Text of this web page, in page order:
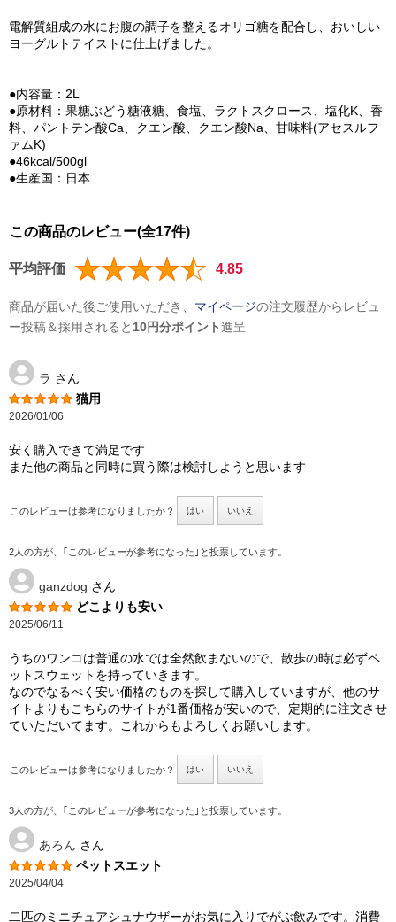
電解質組成の水にお腹の調子を整えるオリゴ糖を配合し、おいしい
ヨーグルトテイストに仕上げました。
●内容量：2L
●原材料：果糖ぶどう糖液糖、食塩、ラクトスクロース、塩化K、香
料、パントテン酸Ca、クエン酸、クエン酸Na、甘味料(アセスルフ
ァムK)
●46kcal/500gl
●生産国：日本
この商品のレビュー(全17件)
平均評価 4.85
商品が届いた後ご使用いただき、 マイページの注文履歴からレビュ
ー投稿＆採用されると 10円分ポイント進呈
ラ さん
猫用
2026/01/06
安く購入できて満足です
また他の商品と同時に買う際は検討しようと思います
このレビューは参考になりましたか？ はい いいえ
2人の方が、｢このレビューが参考になった｣と投票しています。
ganzdog さん
どこよりも安い
2025/06/11
うちのワンコは普通の水では全然飲まないので、散歩の時は必ずペ
ットスウェットを持っていきます。
なのでなるべく安い価格のものを探して購入していますが、他のサ
イトよりもこちらのサイトが1番価格が安いので、定期的に注文させ
ていただいてます。これからもよろしくお願いします。
このレビューは参考になりましたか？ はい いいえ
3人の方が、｢このレビューが参考になった｣と投票しています。
あろん さん
ペットスエット
2025/04/04
二匹のミニチュアシュナウザーがお気に入りでがぶ飲みです。消費